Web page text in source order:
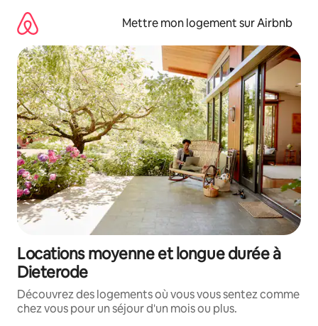
directement
contenu
Mettre mon logement sur Airbnb
Locations moyenne et longue durée à
Dieterode
Découvrez des logements où vous vous sentez comme
chez vous pour un séjour d'un mois ou plus.